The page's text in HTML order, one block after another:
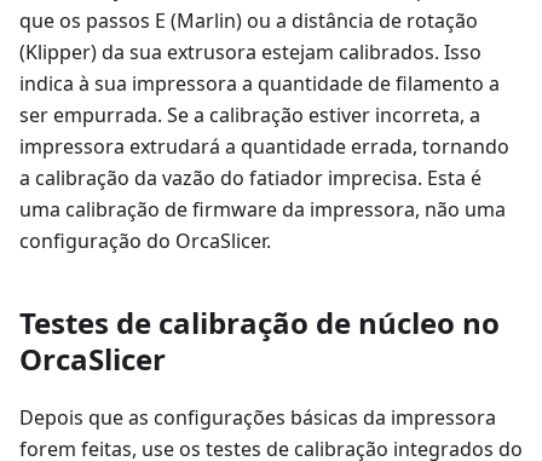
que os passos E (Marlin) ou a distância de rotação
(Klipper) da sua extrusora estejam calibrados. Isso
indica à sua impressora a quantidade de filamento a
ser empurrada. Se a calibração estiver incorreta, a
impressora extrudará a quantidade errada, tornando
a calibração da vazão do fatiador imprecisa. Esta é
uma calibração de firmware da impressora, não uma
configuração do OrcaSlicer.
Testes de calibração de núcleo no
OrcaSlicer
Depois que as configurações básicas da impressora
forem feitas, use os testes de calibração integrados do